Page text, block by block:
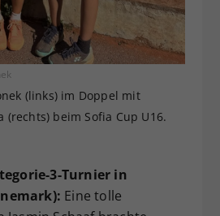
(links) im Doppel mit
(rechts) beim Sofia Cup U16.
3-Turnier in
Eine tolle